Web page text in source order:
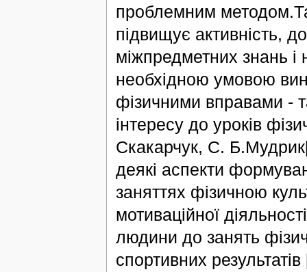
проблемним
підвищує активність,
міжпредметних знань і
необхідною умовою
фізичними вправами -
інтересу до уроків
Скакарчук, С.
деякі аспекти
заняттях фізичною
мотиваційної
людини до занять
спортивних